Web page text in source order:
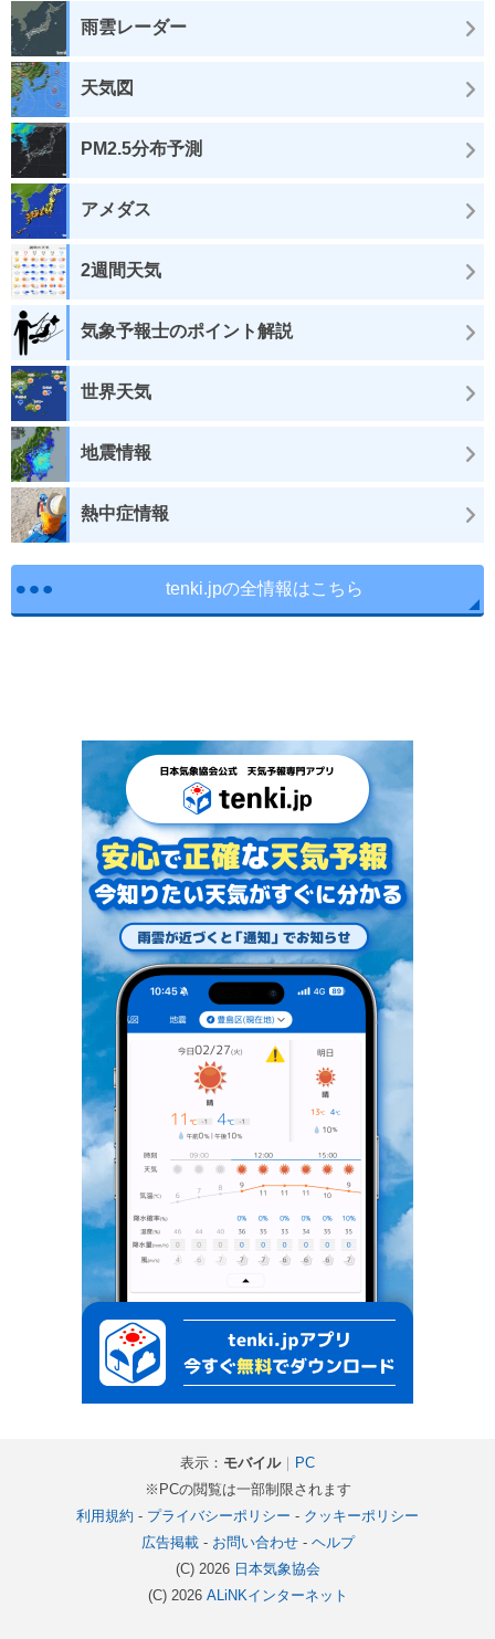
雨雲レーダー
天気図
PM2.5分布予測
アメダス
2週間天気
気象予報士のポイント解説
世界天気
地震情報
熱中症情報
tenki.jpの全情報はこちら
表示： モバイル｜ PC
※PCの閲覧は一部制限されます
利用規約 - プライバシーポリシー - クッキーポリシー
広告掲載- お問い合わせ- ヘルプ
(C) 2026 日本気象協会
(C) 2026 ALiNKインターネット